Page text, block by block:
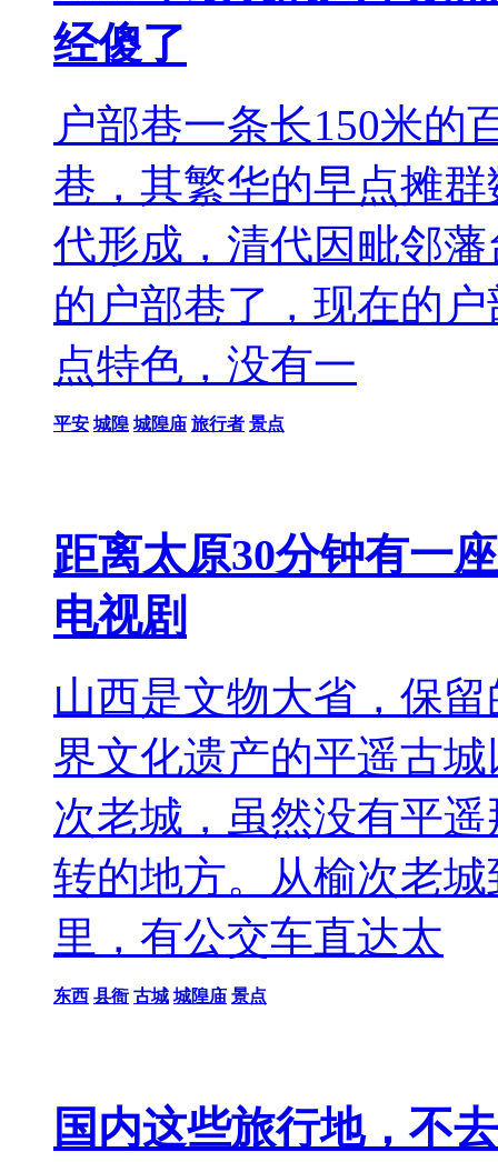
经傻了
户部巷一条长150米的
巷，其繁华的早点摊
代形成，清代因毗邻
的户部巷了，现在的
点特色，没有一
平安 城隍 城隍庙 旅行者 景点
距离太原30分钟有一
电视剧
山西是文物大省，保
界文化遗产的平遥古
次老城，虽然没有平
转的地方。从榆次老
里，有公交车直达太
东西 县衙 古城 城隍庙 景点
国内这些旅行地，不